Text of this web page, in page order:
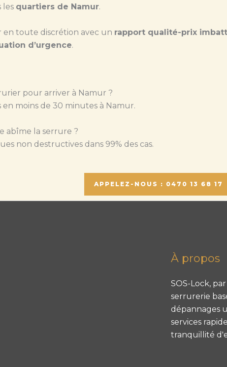
les quartiers de Namur.
en toute discrétion avec un rapport qualité-prix
d’urgence.
pour arriver à Namur ?
moins de 30 minutes à Namur.
abîme la serrure ?
non destructives dans 99% des cas.
APPELEZ-NOUS : 0470 13 68 17
À propos
SOS-Lock,
serrurerie
dépannages
services
tranquillité